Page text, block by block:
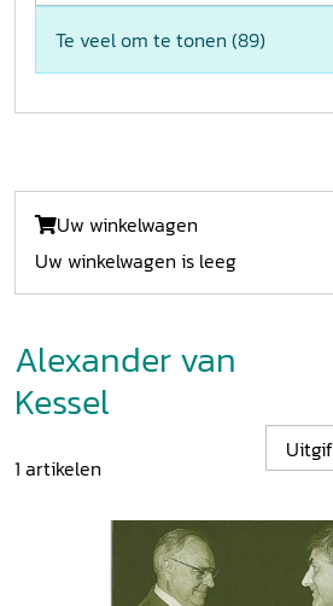
Te veel om te tonen (89)
Uw winkelwagen
Uw winkelwagen is leeg
Alexander van
Kessel
1 artikelen